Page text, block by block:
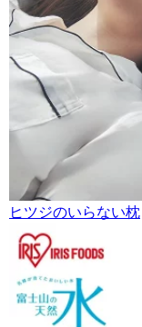
ヒツジのいらない枕